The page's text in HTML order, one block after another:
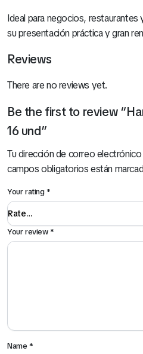
Ideal para negocios, restaurantes
su presentación práctica y gran
Reviews
There are no reviews yet.
Be the first to review
16 und”
Tu dirección de correo electrónico
campos obligatorios están
Your rating*
Your review*
Name*